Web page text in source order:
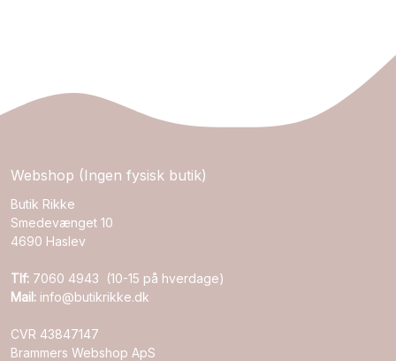
Webshop (Ingen fysisk butik)
Butik Rikke
Smedevænget 10
4690 Haslev
Tlf: 7060 4943 (10-15 på hverdage)
Mail: info@butikrikke.dk
CVR 43847147
Brammers Webshop ApS